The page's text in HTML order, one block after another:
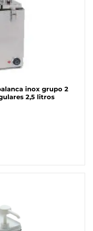
inox grupo 2
2,5 litros